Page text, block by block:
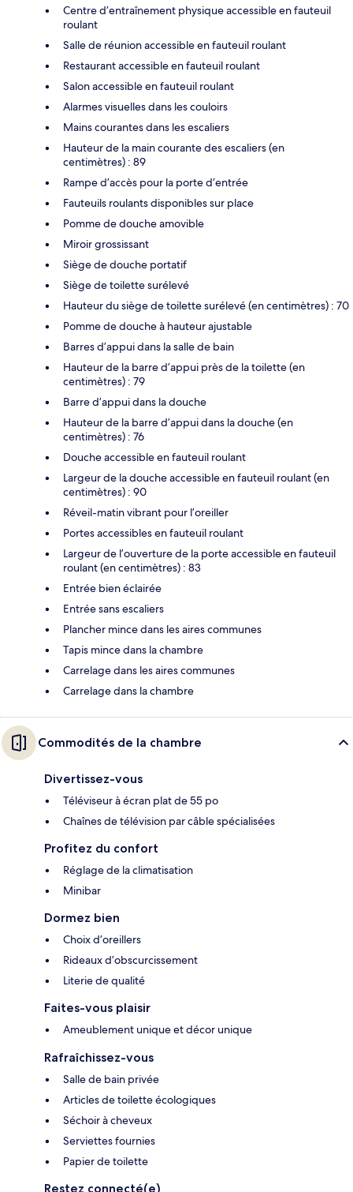
Centre d’entraînement physique accessible en fauteuil
roulant
Salle de réunion accessible en fauteuil roulant
Restaurant accessible en fauteuil roulant
Salon accessible en fauteuil roulant
Alarmes visuelles dans les couloirs
Mains courantes dans les escaliers
Hauteur de la main courante des escaliers (en
centimètres) : 89
Rampe d’accès pour la porte d’entrée
Fauteuils roulants disponibles sur place
Pomme de douche amovible
Miroir grossissant
Siège de douche portatif
Siège de toilette surélevé
Hauteur du siège de toilette surélevé (en centimètres) : 70
Pomme de douche à hauteur ajustable
Barres d’appui dans la salle de bain
Hauteur de la barre d’appui près de la toilette (en
centimètres) : 79
Barre d’appui dans la douche
Hauteur de la barre d’appui dans la douche (en
centimètres) : 76
Douche accessible en fauteuil roulant
Largeur de la douche accessible en fauteuil roulant (en
centimètres) : 90
Réveil-matin vibrant pour l’oreiller
Portes accessibles en fauteuil roulant
Largeur de l’ouverture de la porte accessible en fauteuil
roulant (en centimètres) : 83
Entrée bien éclairée
Entrée sans escaliers
Plancher mince dans les aires communes
Tapis mince dans la chambre
Carrelage dans les aires communes
Carrelage dans la chambre
Commodités de la chambre
Divertissez-vous
Téléviseur à écran plat de 55 po
Chaînes de télévision par câble spécialisées
Profitez du confort
Réglage de la climatisation
Minibar
Dormez bien
Choix d’oreillers
Rideaux d’obscurcissement
Literie de qualité
Faites-vous plaisir
Ameublement unique et décor unique
Rafraîchissez-vous
Salle de bain privée
Articles de toilette écologiques
Séchoir à cheveux
Serviettes fournies
Papier de toilette
Restez connecté(e)